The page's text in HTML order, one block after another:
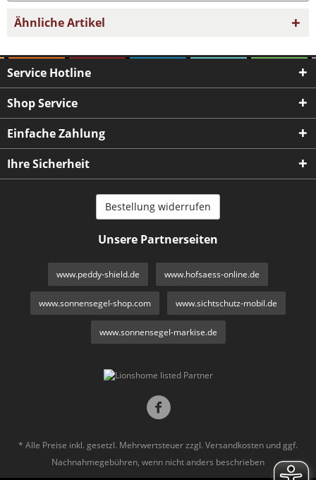
Ähnliche Artikel
Service Hotline
Shop Service
Einfache Zahlung
Ihre Sicherheit
Bestellung widerrufen
Unsere Partnerseiten
www.peddy-shield.de www.hofsaess-online.de
www.sonnensegel-shop.com www.sichtschutz-mobil.de
www.sonnensegel-markise.de
* Alle Preise inkl. gesetzl. Mehrwertsteuer zzgl. Versandkosten und ggf.
Nachnahmegebühren, wenn nicht anders beschrieben